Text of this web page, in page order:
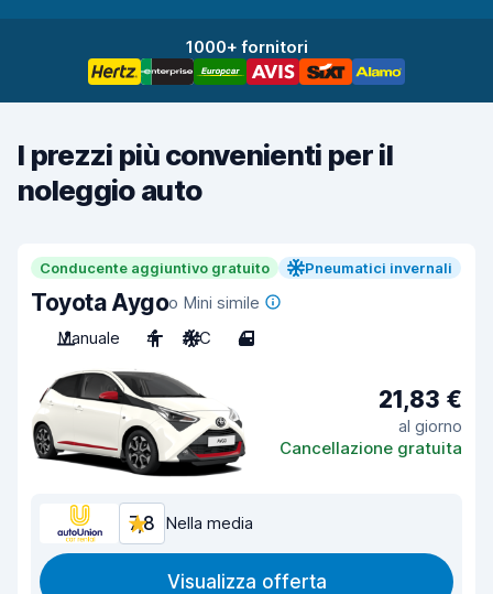
1000+ fornitori
I prezzi più convenienti per il
noleggio auto
Conducente aggiuntivo gratuito Pneumatici invernali
Toyota Aygoo Mini simile
Manuale
4 A/C 4
21,83 €
al giorno
Cancellazione gratuita
7,8 Nella media
Visualizza offerta